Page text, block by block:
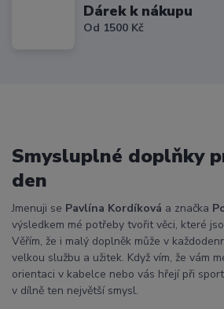
Dárek k nákupu
Od 1500 Kč
Smysluplné doplňky
den
Jmenuji se Pavlína Kordíková a značka
výsledkem mé potřeby tvořit věci, které
Věřím, že i malý doplněk může v
velkou službu a užitek. Když vím, že vám
orientaci v kabelce nebo vás hřejí při
v dílně ten největší smysl.